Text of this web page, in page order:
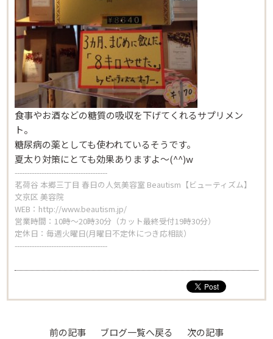
食事やお酒などの糖質の吸収を下げてくれるサプリメン
ト。
糖尿病の薬としても使われているそうです。
夏太り対策にとても効果ありますよ～(^^)w
--------------------------------------
茗荷谷 本郷三丁目 春日の人気美容室 Beautism【ビューティズム】
文京区 美容院
WEB： http://www.beautism.jp/
営業時間：10時～20時30分（カット最終受付19時30分）
定休日：毎週火曜日(月曜日不定休につき応相談）
--------------------------------------
前の記事 ブログ一覧へ戻る 次の記事